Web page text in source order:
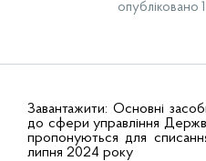
опубліковано
Завантажити:Основні
до сфери управління
пропонуються для
липня 2024 року